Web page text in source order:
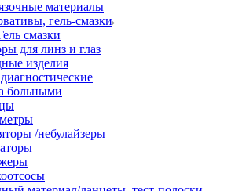
материалы
гель-смазки
смазки
для линз и глаз
изделия
больными
/небулайзеры